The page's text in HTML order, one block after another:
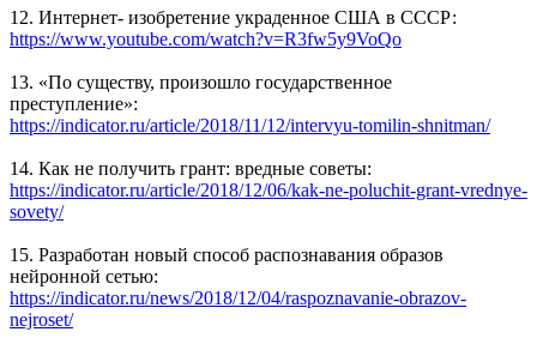
12. Интернет- изобретение украденное США в СССР:
https://www.youtube.com/watch?v=R3fw5y9VoQo
13. «По существу, произошло государственное
преступление»:
https://indicator.ru/article/2018/11/12/intervyu-tomilin-shnitman/
14. Как не получить грант: вредные советы:
https://indicator.ru/article/2018/12/06/kak-ne-poluchit-grant-vrednye-
sovety/
15. Разработан новый способ распознавания образов
нейронной сетью:
https://indicator.ru/news/2018/12/04/raspoznavanie-obrazov-
nejroset/